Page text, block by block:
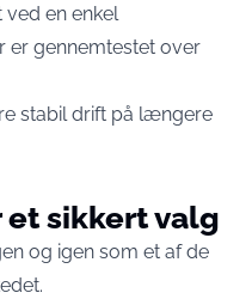
en enkel
er gennemtestet over
stabil drift på længere
et sikkert valg
og igen som et af de